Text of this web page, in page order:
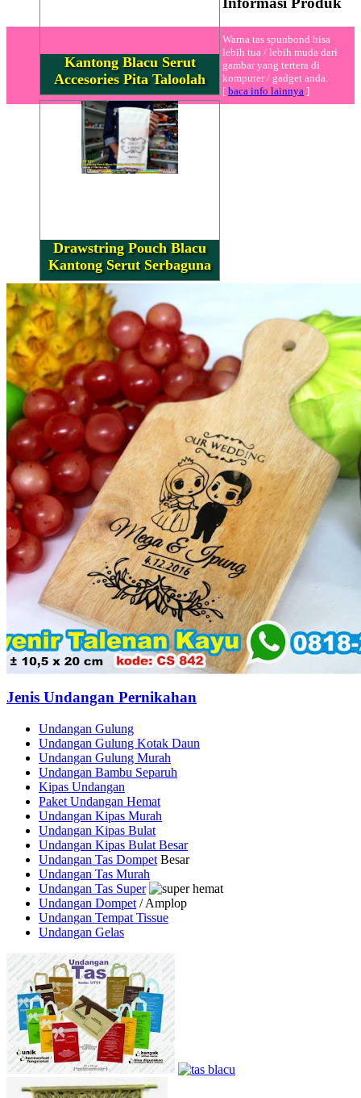
Kantong Blacu Serut
Accesories Pita Taloolah
Drawstring Pouch Blacu
Kantong Serut Serbaguna
Warna tas spunbond bisa
lebih tua / lebih muda dari
gambar yang tertera di
komputer / gadget anda.
[ baca info lainnya ]
Jenis Undangan Pernikahan
Undangan Gulung
Undangan Gulung Kotak Daun
Undangan Gulung Murah
Undangan Bambu Separuh
Kipas Undangan
Paket Undangan Hemat
Undangan Kipas Murah
Undangan Kipas Bulat
Undangan Kipas Bulat Besar
Undangan Tas Dompet Besar
Undangan Tas Murah
Undangan Tas Super
Undangan Dompet / Amplop
Undangan Tempat Tissue
Undangan Gelas